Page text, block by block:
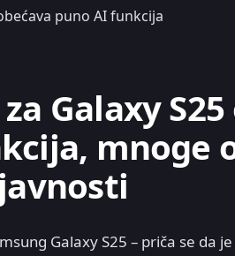
puno AI funkcija
Galaxy
mnoge
Galaxy S25 – priča se da